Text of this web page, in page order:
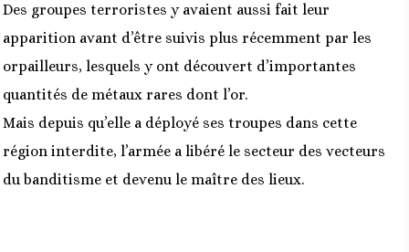
Des groupes terroristes y avaient aussi fait leur
apparition avant d’être suivis plus récemment par les
orpailleurs, lesquels y ont découvert d’importantes
quantités de métaux rares dont l’or.
Mais depuis qu’elle a déployé ses troupes dans cette
région interdite, l’armée a libéré le secteur des vecteurs
du banditisme et devenu le maître des lieux.